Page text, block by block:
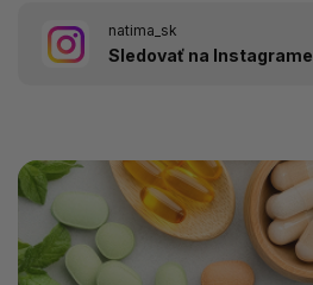
natima_sk
Sledovať na Instagrame